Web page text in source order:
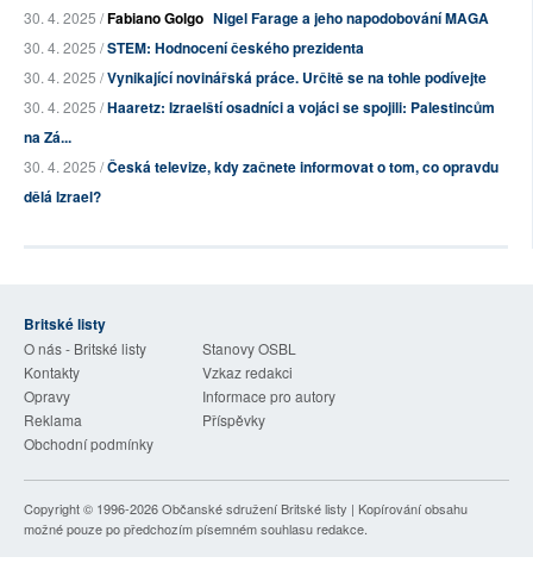
30. 4. 2025 /Fabiano Golgo Nigel Farage a jeho napodobování MAGA
30. 4. 2025 /STEM: Hodnocení českého prezidenta
30. 4. 2025 /Vynikající novinářská práce. Určitě se na tohle podívejte
30. 4. 2025 /Haaretz: Izraelští osadníci a vojáci se spojili: Palestincům
na Zá...
30. 4. 2025 /Česká televize, kdy začnete informovat o tom, co opravdu
dělá Izrael?
Britské listy
O nás - Britské listy
Stanovy OSBL
Kontakty
Vzkaz redakci
Opravy
Informace pro autory
Reklama
Příspěvky
Obchodní podmínky
Copyright © 1996-2026Občanské sdružení Britské listy | Kopírování obsahu
možné pouze po předchozím písemném souhlasu redakce.